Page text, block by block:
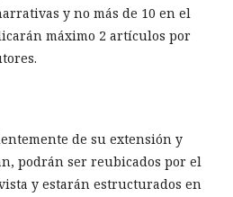
y no más de 10 en el
máximo 2 artículos por
de su extensión y
podrán ser reubicados por el
y estarán estructurados en